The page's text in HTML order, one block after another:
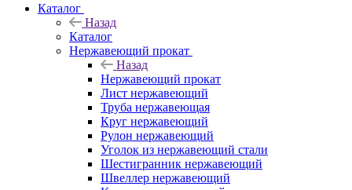
Каталог
Назад
Каталог
Нержавеющий прокат
Назад
Нержавеющий прокат
Лист нержавеющий
Труба нержавеющая
Круг нержавеющий
Рулон нержавеющий
Уголок из нержавеющий стали
Шестигранник нержавеющий
Швеллер нержавеющий